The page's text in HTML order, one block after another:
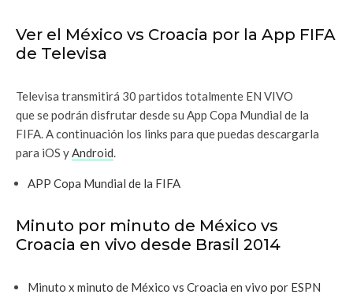
Ver el México vs Croacia por la App FIFA
de Televisa
Televisa transmitirá 30 partidos totalmente EN VIVO
que se podrán disfrutar desde su App Copa Mundial de la
FIFA. A continuación los links para que puedas descargarla
para iOS yAndroid.
APP Copa Mundial de la FIFA
Minuto por minuto de México vs
Croacia en vivo desde Brasil 2014
Minuto x minuto de México vs Croacia en vivo por ESPN